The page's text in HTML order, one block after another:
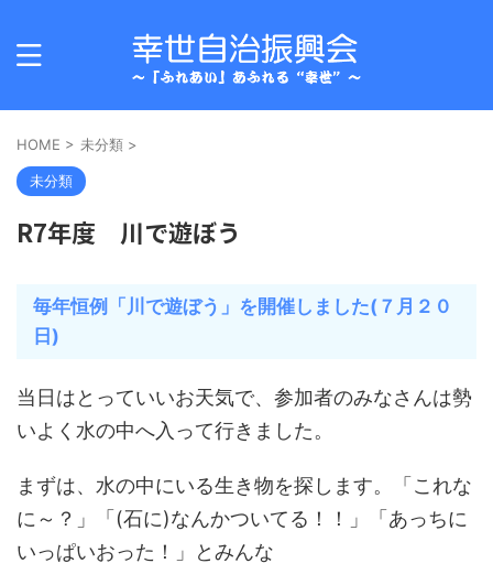
HOME > 未分類 >
未分類
R7年度 川で遊ぼう
毎年恒例「川で遊ぼう」を開催しました(７月２０
日)
当日はとっていいお天気で、参加者のみなさんは勢
いよく水の中へ入って行きました。
まずは、水の中にいる生き物を探します。「これな
に～？」「(石に)なんかついてる！！」「あっちに
いっぱいおった！」とみんな